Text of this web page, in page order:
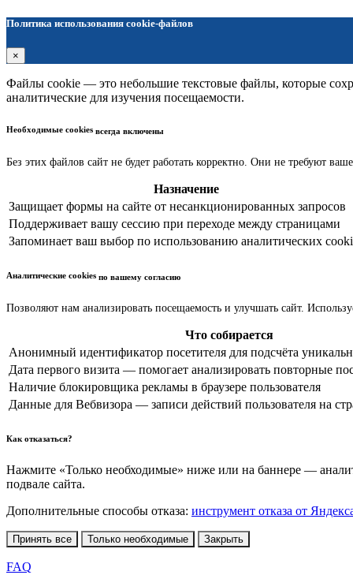
Политика использования cookie-файлов
×
Файлы cookie — это небольшие текстовые файлы, которые
аналитические для изучения посещаемости.
Необходимые cookies всегда включены
Без этих файлов сайт не будет работать корректно. Они не требуют
Назначение
Защищает формы на сайте от несанкционированных запросов
Поддерживает вашу сессию при переходе между страницами
Запоминает ваш выбор по использованию аналитических
Аналитические cookies по вашему согласию
Позволяют нам анализировать посещаемость и улучшать сайт.
Что собирается
Анонимный идентификатор посетителя для подсчёта
Дата первого визита — помогает анализировать повторные
Наличие блокировщика рекламы в браузере пользователя
Данные для Вебвизора — записи действий пользователя на
Как отказаться?
Нажмите «Только необходимые» ниже или на баннере —
подвале сайта.
Дополнительные способы отказа: инструмент отказа от
Принять все Только необходимые Закрыть
FAQ